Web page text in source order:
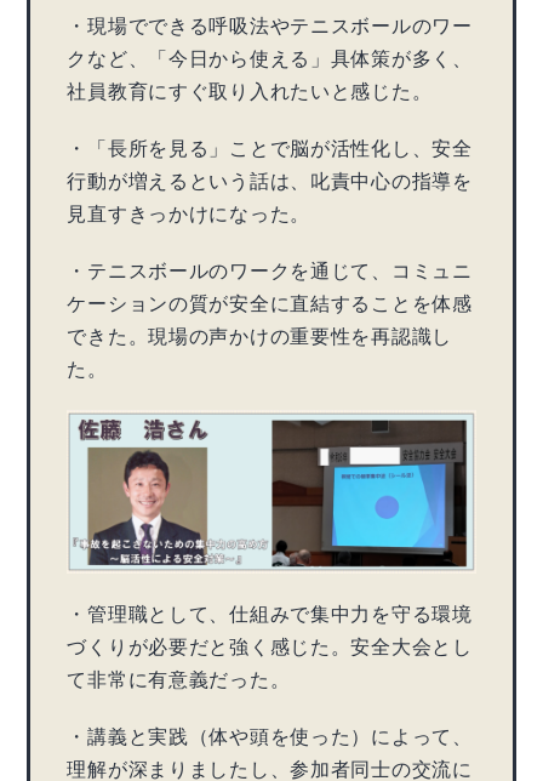
・現場でできる呼吸法やテニスボールのワー
クなど、「今日から使える」具体策が多く、
社員教育にすぐ取り入れたいと感じた。
・「長所を見る」ことで脳が活性化し、安全
行動が増えるという話は、叱責中心の指導を
見直すきっかけになった。
・テニスボールのワークを通じて、コミュニ
ケーションの質が安全に直結することを体感
できた。現場の声かけの重要性を再認識し
た。
・管理職として、仕組みで集中力を守る環境
づくりが必要だと強く感じた。安全大会とし
て非常に有意義だった。
・講義と実践（体や頭を使った）によって、
理解が深まりましたし、参加者同士の交流に